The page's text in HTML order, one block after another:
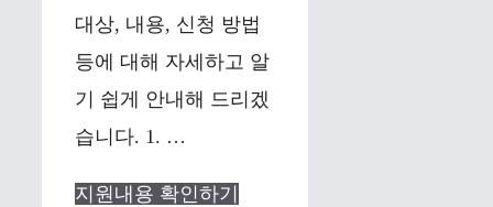
대상, 내용, 신청 방법
등에 대해 자세하고 알
기 쉽게 안내해 드리겠
습니다. 1. …
지원내용 확인하기